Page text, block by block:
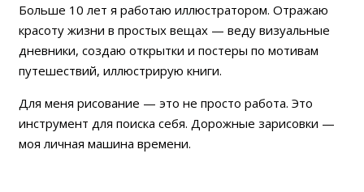
Больше 10 лет я работаю иллюстратором. Отражаю
красоту жизни в простых вещах — веду визуальные
дневники, создаю открытки и постеры по мотивам
путешествий, иллюстрирую книги.
Для меня рисование — это не просто работа. Это
инструмент для поиска себя. Дорожные зарисовки —
моя личная машина времени.